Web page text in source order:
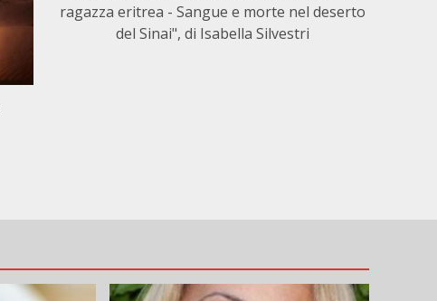
ragazza eritrea - Sangue e morte nel deserto
del Sinai", di Isabella Silvestri